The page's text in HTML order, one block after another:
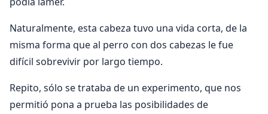
Naturalmente, esta cabeza tuvo una vida corta, de la
misma forma que al perro con dos cabezas le fue
difícil sobrevivir por largo tiempo.
Repito, sólo se trataba de un experimento, que nos
permitió pona a prueba las posibilidades de